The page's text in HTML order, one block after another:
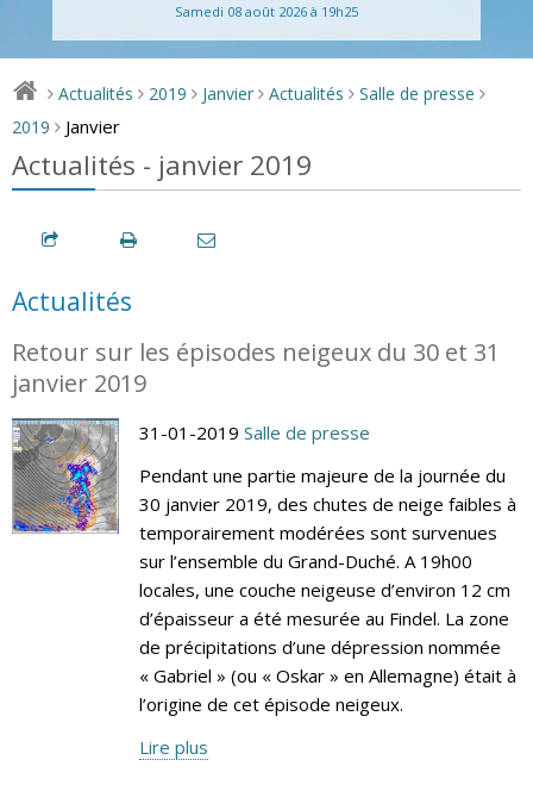
Samedi 08 août 2026 à 19h25
> Actualités > 2019 > Janvier > Actualités > Salle de presse >
2019 > Janvier
Actualités - janvier 2019
Actualités
Retour sur les épisodes neigeux du 30 et 31
janvier 2019
31-01-2019 Salle de presse
Pendant une partie majeure de la journée du
30 janvier 2019, des chutes de neige faibles à
temporairement modérées sont survenues
sur l’ensemble du Grand-Duché. A 19h00
locales, une couche neigeuse d’environ 12 cm
d’épaisseur a été mesurée au Findel. La zone
de précipitations d’une dépression nommée
« Gabriel » (ou « Oskar » en Allemagne) était à
l’origine de cet épisode neigeux.
Lire plus